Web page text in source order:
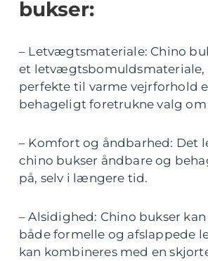
bukser:
– Letvægtsmateriale: Chino
et letvægtsbomuldsmateriale,
perfekte til varme vejrforhold
behageligt foretrukne valg
– Komfort og åndbarhed: Det
chino bukser åndbare og
på, selv i længere tid.
– Alsidighed: Chino bukser
både formelle og afslappede
kan kombineres med en